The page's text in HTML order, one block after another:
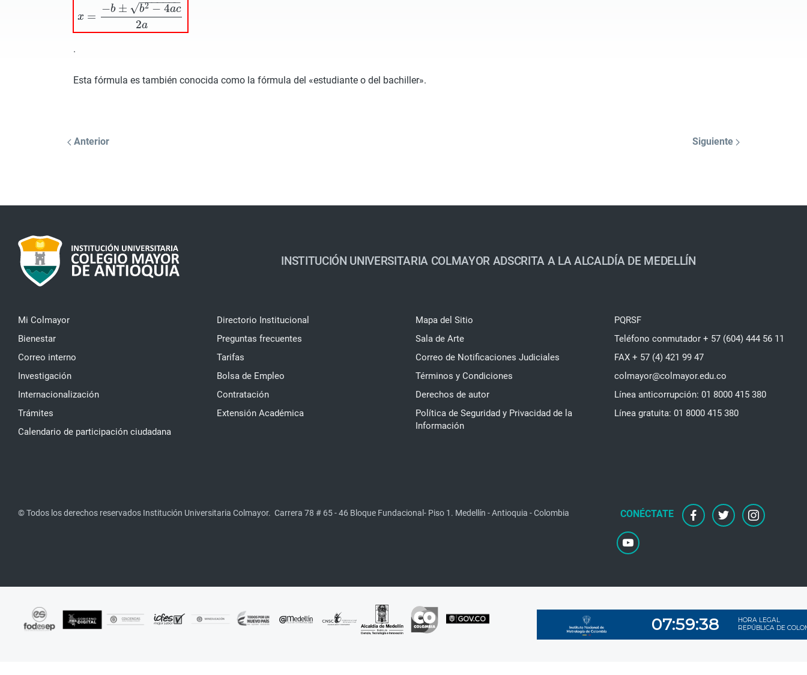
x =
−b ± b2 − 4ac
√
2a
=−b±b2−4ac2a
.
Esta fórmula es también conocida como la fórmula del «estudiante o del bachiller».
Anterior Siguiente
INSTITUCIÓN UNIVERSITARIA COLMAYOR ADSCRITA A LA ALCALDÍA DE MEDELLÍN
Mi Colmayor
Bienestar
Correo interno
Investigación
Internacionalización
Trámites
Calendario de participación ciudadana
Directorio Institucional
Preguntas frecuentes
Tarifas
Bolsa de Empleo
Contratación
Extensión Académica
Mapa del Sitio
Sala de Arte
Correo de Notificaciones Judiciales
Términos y Condiciones
Derechos de autor
Política de Seguridad y Privacidad de la
Información
PQRSF
Teléfono conmutador + 57 (604) 444 56 11
FAX + 57 (4) 421 99 47
colmayor@colmayor.edu.co
Línea anticorrupción: 01 8000 415 380
Línea gratuita: 01 8000 415 380
© Todos los derechos reservados Institución Universitaria Colmayor. Carrera 78 # 65 - 46 Bloque Fundacional- Piso 1. Medellín - Antioquia - Colombia